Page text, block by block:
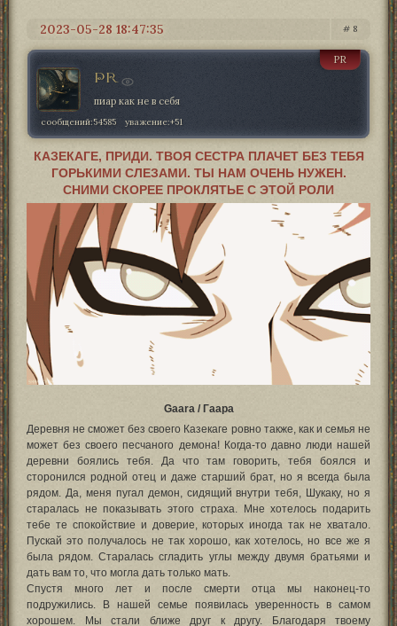
8
2023-05-28 18:47:35
PR
PR
пиар как не в себя
сообщений:54585 уважение:+51
КАЗЕКАГЕ, ПРИДИ. ТВОЯ СЕСТРА ПЛАЧЕТ БЕЗ ТЕБЯ
ГОРЬКИМИ СЛЕЗАМИ. ТЫ НАМ ОЧЕНЬ НУЖЕН.
СНИМИ СКОРЕЕ ПРОКЛЯТЬЕ С ЭТОЙ РОЛИ
Gaara / Гаара
Деревня не сможет без своего Казекаге ровно также, как и семья не
может без своего песчаного демона! Когда-то давно люди нашей
деревни боялись тебя. Да что там говорить, тебя боялся и
сторонился родной отец и даже старший брат, но я всегда была
рядом. Да, меня пугал демон, сидящий внутри тебя, Шукаку, но я
старалась не показывать этого страха. Мне хотелось подарить
тебе те спокойствие и доверие, которых иногда так не хватало.
Пускай это получалось не так хорошо, как хотелось, но все же я
была рядом. Старалась сгладить углы между двумя братьями и
дать вам то, что могла дать только мать.
Спустя много лет и после смерти отца мы наконец-то
подружились. В нашей семье появилась уверенность в самом
хорошем. Мы стали ближе друг к другу. Благодаря твоему